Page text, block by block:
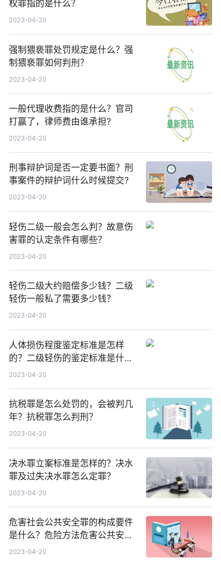
权罪指的是什么？
2023-04-20
强制猥亵罪处罚规定是什么？强
制猥亵罪如何判刑？
2023-04-20
一般代理收费指的是什么？官司
打赢了，律师费由谁承担?
2023-04-20
刑事辩护词是否一定要书面？刑
事案件的辩护词什么时候提交?
2023-04-20
轻伤二级一般会怎么判？故意伤
害罪的认定条件有哪些？
2023-04-20
轻伤二级大约赔偿多少钱？二级
轻伤一般私了需要多少钱？
2023-04-20
人体损伤程度鉴定标准是怎样
的？二级轻伤的鉴定标准是什
么？
2023-04-20
抗税罪是怎么处罚的，会被判几
年？抗税罪怎么判刑？
2023-04-20
决水罪立案标准是怎样的？决水
罪及过失决水罪怎么定罪？
2023-04-20
危害社会公共安全罪的构成要件
是什么？危险方法危害公共安全
罪处罚是什么？
2023-04-20